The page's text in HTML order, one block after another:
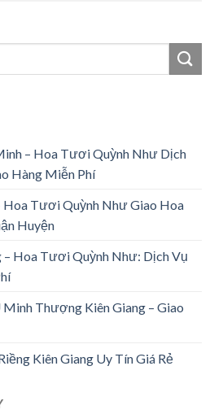
– Hoa Tươi Quỳnh Như Dịch
Hàng Miễn Phí
Tươi Quỳnh Như Giao Hoa
Huyện
Hoa Tươi Quỳnh Như: Dịch Vụ
Thượng Kiên Giang – Giao
Kiên Giang Uy Tín Giá Rẻ